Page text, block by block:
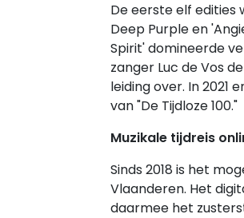
De eerste elf edities
Deep Purple en
Spirit' domineerde
zanger Luc de Vos
leiding over. In 2021
van "De Tijdloze 100."
Muzikale tijdreis
Sinds 2018 is het
Vlaanderen. Het
daarmee het